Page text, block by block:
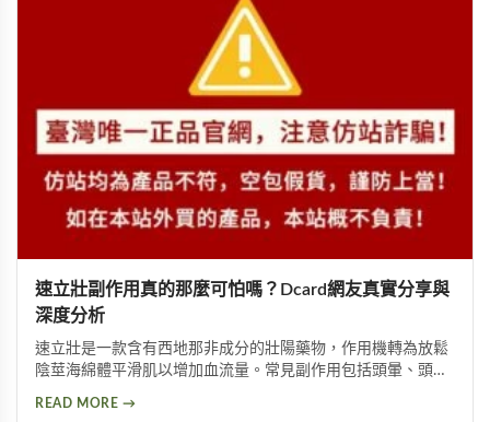
速立壯副作用真的那麼可怕嗎？Dcard網友真實分享與
深度分析
速立壯是一款含有西地那非成分的壯陽藥物，作用機轉為放鬆
陰莖海綿體平滑肌以增加血流量。常見副作用包括頭暈、頭
READ MORE →